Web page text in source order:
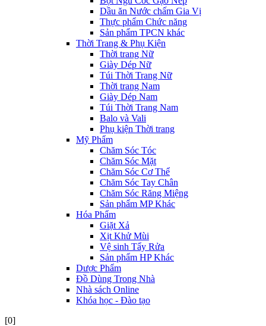
Dầu ăn Nước chấm Gia Vị
Thực phẩm Chức năng
Sản phẩm TPCN khác
Thời Trang & Phụ Kiện
Thời trang Nữ
Giày Dép Nữ
Túi Thời Trang Nữ
Thời trang Nam
Giày Dép Nam
Túi Thời Trang Nam
Balo và Vali
Phụ kiện Thời trang
Mỹ Phẩm
Chăm Sóc Tóc
Chăm Sóc Mặt
Chăm Sóc Cơ Thể
Chăm Sóc Tay Chân
Chăm Sóc Răng Miệng
Sản phẩm MP Khác
Hóa Phẩm
Giặt Xả
Xịt Khử Mùi
Vệ sinh Tẩy Rửa
Sản phẩm HP Khác
Dược Phẩm
Đồ Dùng Trong Nhà
Nhà sách Online
Khóa học - Đào tạo
[0]